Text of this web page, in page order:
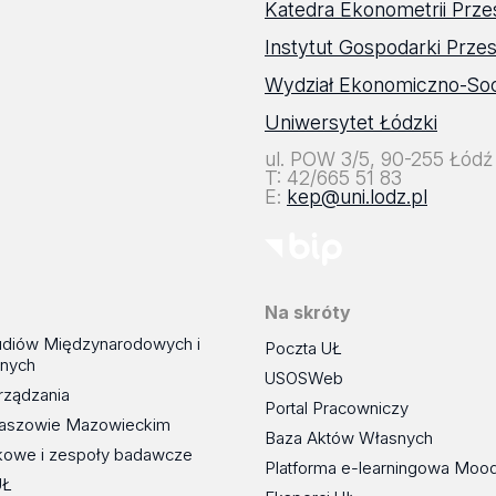
Katedra Ekonometrii
Instytut Gospodarki
Wydział Ekonomiczno-
Uniwersytet Łódzki
ul. POW 3/5, 90-255 Łódź
T: 42/665 51 83
E: kep@uni.lodz.pl
Międzynarodowych i
Mazowieckim
i zespoły badawcze
Na skróty
Poczta UŁ
USOSWeb
Portal Pracowniczy
Baza Aktów Własnych
Platforma e-learningowa